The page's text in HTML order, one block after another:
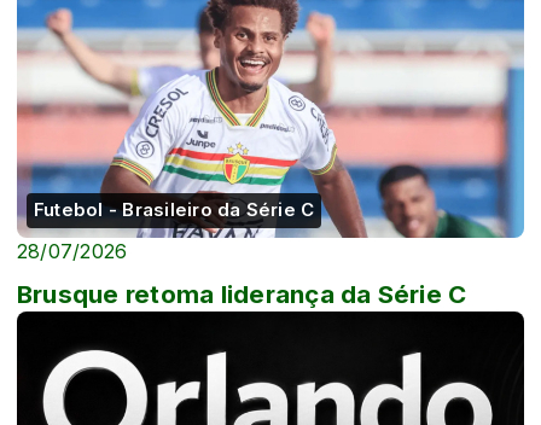
Futebol - Brasileiro da Série C
28/07/2026
Brusque retoma liderança da Série C